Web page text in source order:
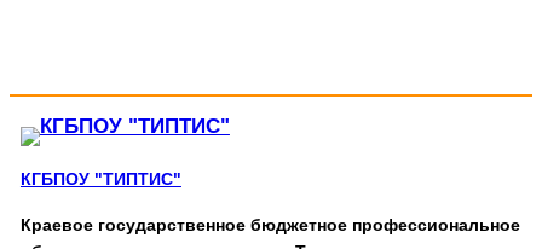
КГБПОУ "ТИПТИС"
Краевое государственное бюджетное профессиональное